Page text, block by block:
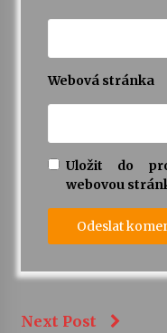
Webová stránka
Uložit do
webovou
Next Post